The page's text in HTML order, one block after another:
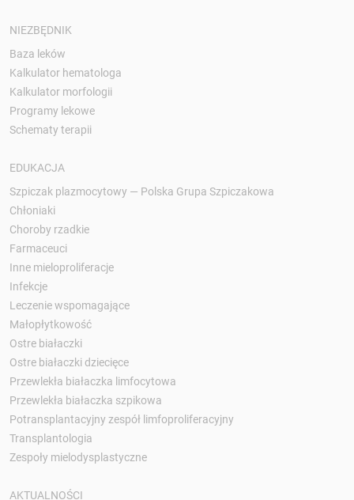
NIEZBĘDNIK
Baza leków
Kalkulator hematologa
Kalkulator morfologii
Programy lekowe
Schematy terapii
EDUKACJA
Szpiczak plazmocytowy — Polska Grupa Szpiczakowa
Chłoniaki
Choroby rzadkie
Farmaceuci
Inne mieloproliferacje
Infekcje
Leczenie wspomagające
Małopłytkowość
Ostre białaczki
Ostre białaczki dziecięce
Przewlekła białaczka limfocytowa
Przewlekła białaczka szpikowa
Potransplantacyjny zespół limfoproliferacyjny
Transplantologia
Zespoły mielodysplastyczne
AKTUALNOŚCI